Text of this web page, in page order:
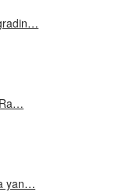
yan…